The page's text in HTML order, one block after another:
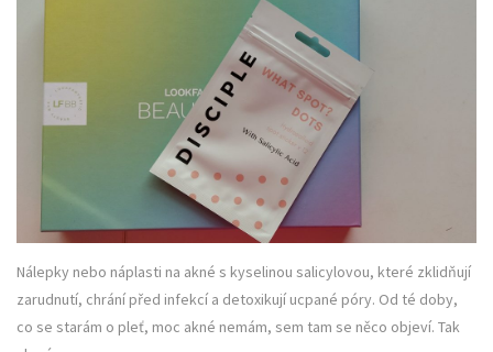
Nálepky nebo náplasti na akné s kyselinou salicylovou, které zklidňují
zarudnutí, chrání před infekcí a detoxikují ucpané póry. Od té doby,
co se starám o pleť, moc akné nemám, sem tam se něco objeví. Tak